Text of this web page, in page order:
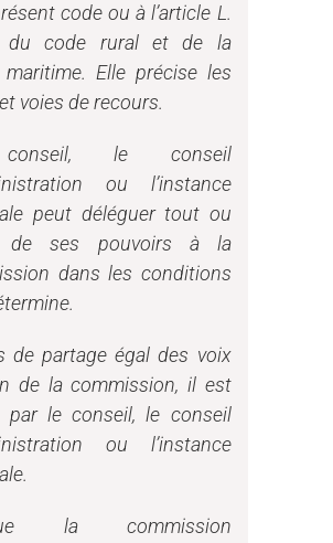
code ou à l’article L.
du code rural et de la
maritime. Elle précise les
voies de recours.
le conseil
ou l’instance
peut déléguer tout ou
de ses pouvoirs à la
dans les conditions
de partage égal des voix
de la commission, il est
par le conseil, le conseil
ou l’instance
la commission